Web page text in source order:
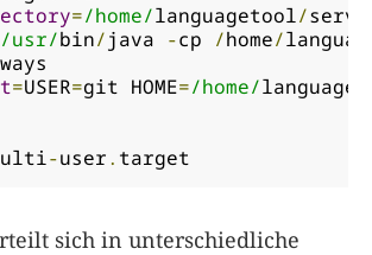
=/home/languagetool/
/usr/bin/java -cp /home/
=USER=git HOME=/home/
-user. target
sich in unterschiedliche